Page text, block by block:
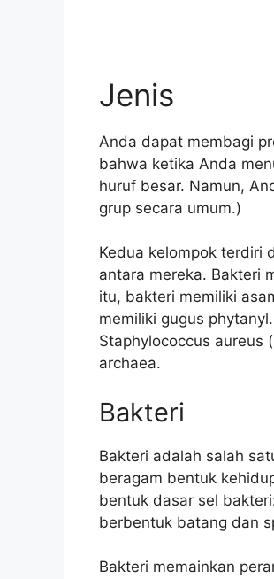
Jenis
Anda dapat membagi
bahwa ketika Anda
huruf besar. Namun,
grup secara umum.)
Kedua kelompok terdiri
antara mereka. Bakteri
itu, bakteri memiliki
memiliki gugus
Staphylococcus aureus
archaea.
Bakteri
Bakteri adalah salah
beragam bentuk
bentuk dasar sel
berbentuk batang dan
Bakteri memainkan